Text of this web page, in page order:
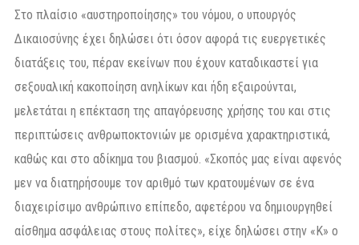
Στο πλαίσιο «αυστηροποίησης» του νόμου, ο υπουργός
Δικαιοσύνης έχει δηλώσει ότι όσον αφορά τις ευεργετικές
διατάξεις του, πέραν εκείνων που έχουν καταδικαστεί για
σεξουαλική κακοποίηση ανηλίκων και ήδη εξαιρούνται,
μελετάται η επέκταση της απαγόρευσης χρήσης του και στις
περιπτώσεις ανθρωποκτονιών με ορισμένα χαρακτηριστικά,
καθώς και στο αδίκημα του βιασμού. «Σκοπός μας είναι αφενός
μεν να διατηρήσουμε τον αριθμό των κρατουμένων σε ένα
διαχειρίσιμο ανθρώπινο επίπεδο, αφετέρου να δημιουργηθεί
αίσθημα ασφάλειας στους πολίτες», είχε δηλώσει στην «Κ» ο